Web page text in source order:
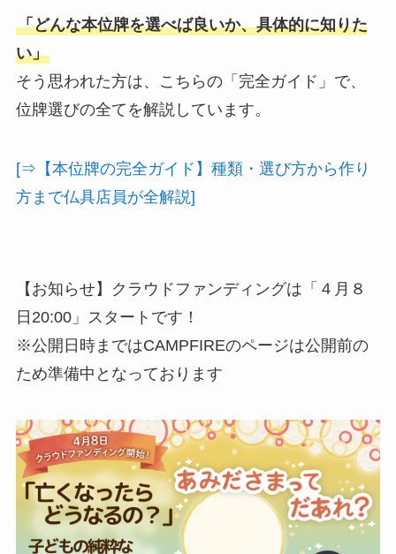
「どんな本位牌を選べば良いか、具体的に知りた
い」
そう思われた方は、こちらの「完全ガイド」で、
位牌選びの全てを解説しています。
[⇒【本位牌の完全ガイド】種類・選び方から作り
方まで仏具店員が全解説]
【お知らせ】クラウドファンディングは「４月８
日20:00」スタートです！
※公開日時まではCAMPFIREのページは公開前の
ため準備中となっております